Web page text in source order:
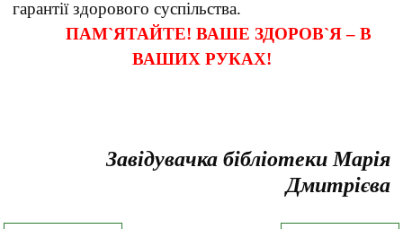
гарантії здорового суспільства.
ПАМ`ЯТАЙТЕ! ВАШЕ ЗДОРОВ`Я – В
ВАШИХ РУКАХ!
Завідувачка бібліотеки Марія
Дмитрієва